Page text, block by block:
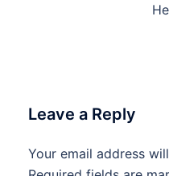
Leave a Reply
Your email address